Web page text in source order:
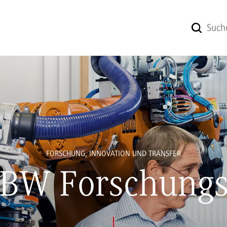
FORSCHUNG, INNOVATION UND TRANSFER